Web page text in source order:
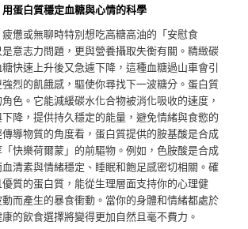
蛋白質穩定血糖與心情的科學
憊或無聊時特別想吃高糖高油的「安慰食
意志力問題，更與營養攝取失衡有關。精緻碳
快速上升後又急遽下降，這種血糖過山車會引
烈的飢餓感，驅使你尋找下一波糖分。蛋白質
色。它能減緩碳水化合物被消化吸收的速度，
降，提供持久穩定的能量，避免情緒與食慾的
導物質的角度看，蛋白質提供的胺基酸是合成
快樂荷爾蒙」的前驅物。例如，色胺酸是合成
清素與情緒穩定、睡眠和飽足感密切相關。確
質的蛋白質，能從生理層面支持你的心理健
而產生的暴食衝動。當你的身體和情緒都處於
的飲食選擇將變得更加自然且毫不費力。